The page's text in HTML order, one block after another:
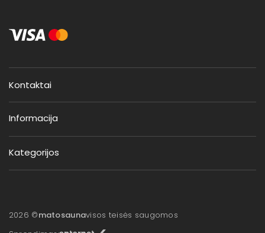
Kontaktai
Informacija
Kategorijos
2026 ©matosaunavisos teisės saugomos